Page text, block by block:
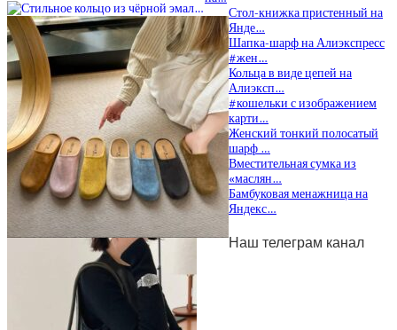
Стол-книжка пристенный на
Янде…
Шапка-шарф на Алиэкспресс
#жен…
Кольца в виде цепей на
Алиэксп…
#кошельки с изображением
карти…
Женский тонкий полосатый
шарф …
Вместительная сумка из
«маслян…
Бамбуковая менажница на
Яндекс…
Наш телеграм канал